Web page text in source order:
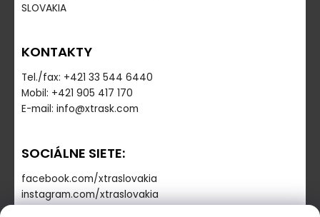
SLOVAKIA
KONTAKTY
Tel./fax: +421 33 544 6440
Mobil: +421 905 417 170
E-mail: info@xtrask.com
SOCIÁLNE SIETE:
facebook.com/xtraslovakia
instagram.com/xtraslovakia